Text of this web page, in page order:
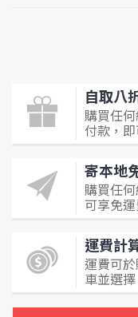
自取八
購買任
付款，
寄本地
購買任
可享免
運費計
運費可
車並選